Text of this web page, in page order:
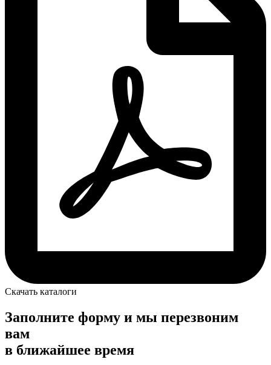
Скачать каталоги
Заполните форму и мы перезвоним
вам
в ближайшее время